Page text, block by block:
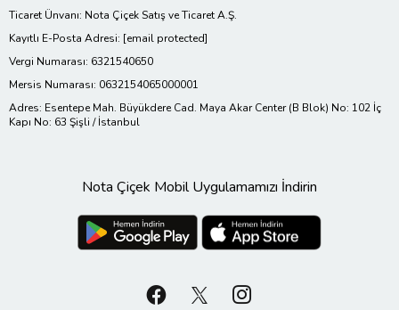
Ticaret Ünvanı: Nota Çiçek Satış ve Ticaret A.Ş.
Kayıtlı E-Posta Adresi: [email protected]
Vergi Numarası: 6321540650
Mersis Numarası: 0632154065000001
Adres: Esentepe Mah. Büyükdere Cad. Maya Akar Center (B Blok) No: 102 İç
Kapı No: 63 Şişli / İstanbul
Nota Çiçek Mobil Uygulamamızı İndirin